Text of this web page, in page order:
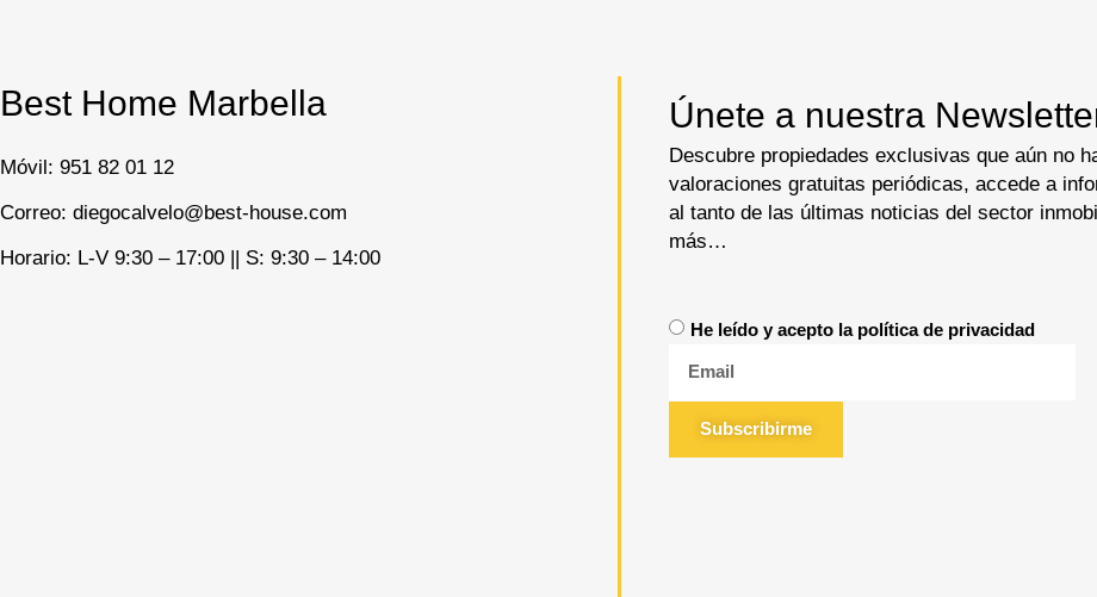
Best Home Marbella
Móvil: 951 82 01 12
Correo: diegocalvelo@best-house.com
Horario: L-V 9:30 – 17:00 || S: 9:30 – 14:00
Únete a nuestra
Descubre propiedades exclusivas que aún no
valoraciones gratuitas periódicas, accede a
al tanto de las últimas noticias del sector
más…
He leído y acepto la política de privacidad
Subscribirme